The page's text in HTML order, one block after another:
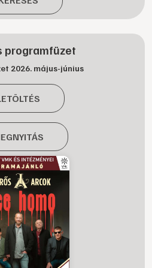
programfüzet
2026. május-június